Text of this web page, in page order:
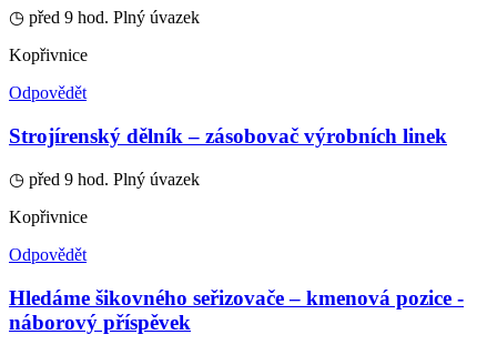
◷ před 9 hod. Plný úvazek
Kopřivnice
Odpovědět
Strojírenský dělník – zásobovač výrobních linek
◷ před 9 hod. Plný úvazek
Kopřivnice
Odpovědět
Hledáme šikovného seřizovače – kmenová pozice -
náborový příspěvek